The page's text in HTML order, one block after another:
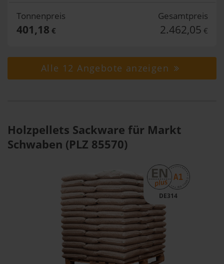
Tonnenpreis
401,18 €
Gesamtpreis
2.462,05 €
Alle 12 Angebote anzeigen
Holzpellets Sackware für Markt
Schwaben (PLZ 85570)
DE314